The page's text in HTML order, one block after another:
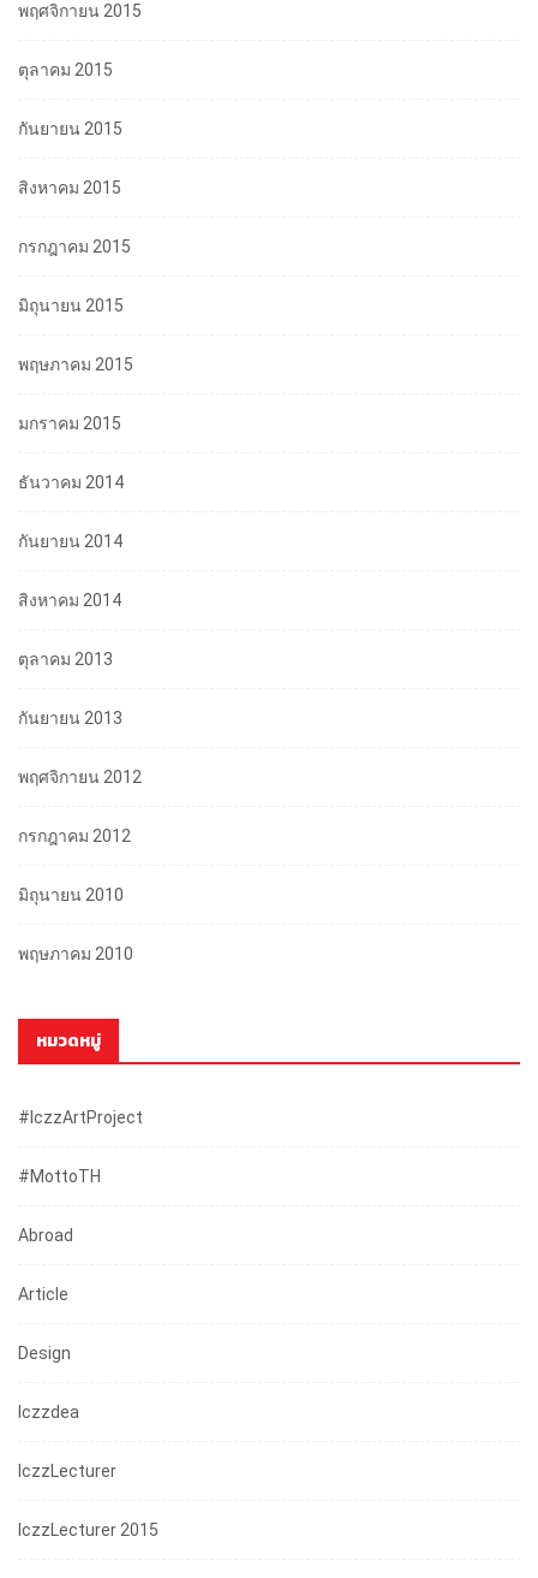
พฤศจิกายน 2015
ตุลาคม 2015
กันยายน 2015
สิงหาคม 2015
กรกฎาคม 2015
มิถุนายน 2015
พฤษภาคม 2015
มกราคม 2015
ธันวาคม 2014
กันยายน 2014
สิงหาคม 2014
ตุลาคม 2013
กันยายน 2013
พฤศจิกายน 2012
กรกฎาคม 2012
มิถุนายน 2010
พฤษภาคม 2010
หมวดหมู่
#iczzArtProject
#mottoTH
Abroad
Article
Design
Iczzdea
IczzLecturer
IczzLecturer 2015